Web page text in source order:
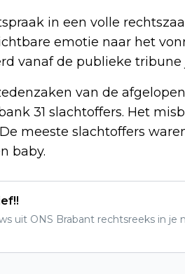
in een volle
emotie naar het
vanaf de publieke
van de afgelopen
31 slachtoffers. Het
meeste slachtoffers
baby.
uit ONS Brabant rechtsreeks in je